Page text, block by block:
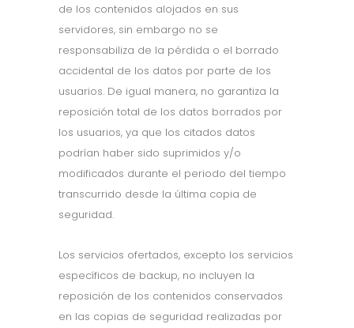
de los contenidos alojados en sus
servidores, sin embargo no se
responsabiliza de la pérdida o el borrado
accidental de los datos por parte de los
usuarios. De igual manera, no garantiza la
reposición total de los datos borrados por
los usuarios, ya que los citados datos
podrían haber sido suprimidos y/o
modificados durante el periodo del tiempo
transcurrido desde la última copia de
seguridad.
Los servicios ofertados, excepto los servicios
específicos de backup, no incluyen la
reposición de los contenidos conservados
en las copias de seguridad realizadas por